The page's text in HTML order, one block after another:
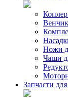
Ножи
Чаши
Запчасти